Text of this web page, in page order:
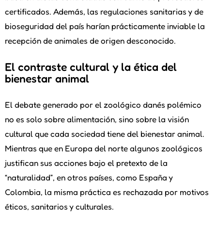
certificados. Además, las regulaciones sanitarias y de
bioseguridad del país harían prácticamente inviable la
recepción de animales de origen desconocido.
El contraste cultural y la ética del
bienestar animal
El debate generado por el zoológico danés polémico
no es solo sobre alimentación, sino sobre la visión
cultural que cada sociedad tiene del bienestar animal.
Mientras que en Europa del norte algunos zoológicos
justifican sus acciones bajo el pretexto de la
“naturalidad”, en otros países, como España y
Colombia, la misma práctica es rechazada por motivos
éticos, sanitarios y culturales.